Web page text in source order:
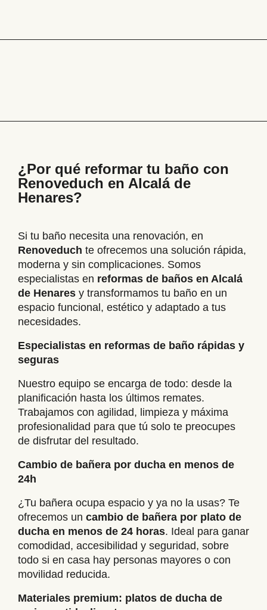
¿Por qué reformar tu baño con
Renoveduch en Alcalá de
Henares?
Si tu baño necesita una renovación, en
Renoveduch te ofrecemos una solución rápida,
moderna y sin complicaciones. Somos
especialistas en reformas de baños en Alcalá
de Henares y transformamos tu baño en un
espacio funcional, estético y adaptado a tus
necesidades.
Especialistas en reformas de baño rápidas y
seguras
Nuestro equipo se encarga de todo: desde la
planificación hasta los últimos remates.
Trabajamos con agilidad, limpieza y máxima
profesionalidad para que tú solo te preocupes
de disfrutar del resultado.
Cambio de bañera por ducha en menos de
24h
¿Tu bañera ocupa espacio y ya no la usas? Te
ofrecemos un cambio de bañera por plato de
ducha en menos de 24 horas. Ideal para ganar
comodidad, accesibilidad y seguridad, sobre
todo si en casa hay personas mayores o con
movilidad reducida.
Materiales premium: platos de ducha de